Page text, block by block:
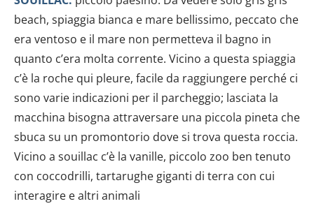
beach, spiaggia bianca e mare bellissimo, peccato che
era ventoso e il mare non permetteva il bagno in
quanto c’era molta corrente. Vicino a questa spiaggia
c’è la roche qui pleure, facile da raggiungere perché ci
sono varie indicazioni per il parcheggio; lasciata la
macchina bisogna attraversare una piccola pineta che
sbuca su un promontorio dove si trova questa roccia.
Vicino a souillac c’è la vanille, piccolo zoo ben tenuto
con coccodrilli, tartarughe giganti di terra con cui
interagire e altri animali